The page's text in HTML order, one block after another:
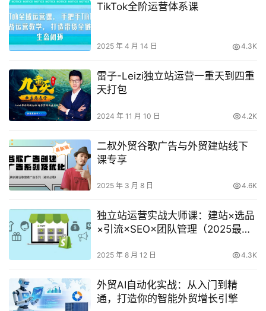
TikTok全阶运营体系课
2025 年 4 月 14 日 4.3K
雷子-Leizi独立站运营一重天到四重
天打包
2024 年 11 月 10 日 4.2K
二叔外贸谷歌广告与外贸建站线下
课专享
2025 年 3 月 8 日 4.6K
独立站运营实战大师课：建站×选品
×引流×SEO×团队管理（2025最新
2025 年 8 月 12 日 4.3K
外贸AI自动化实战：从入门到精
通，打造你的智能外贸增长引擎